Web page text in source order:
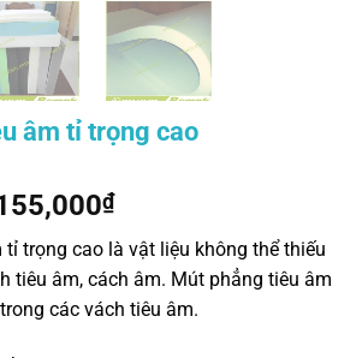
âm tỉ trọng cao
₫Khoảng
giá:
từ
105,000₫
đến
trọng cao là vật liệu không thể thiếu
tiêu âm, cách âm. Mút phẳng tiêu âm
các vách tiêu âm.